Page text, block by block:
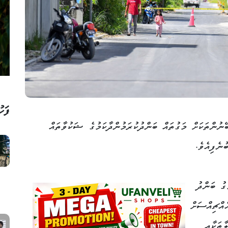
މަގުތައް ބަންދުކުރަމުންދާކަމުގެ ޝަކުވާތައް
ބަންދު